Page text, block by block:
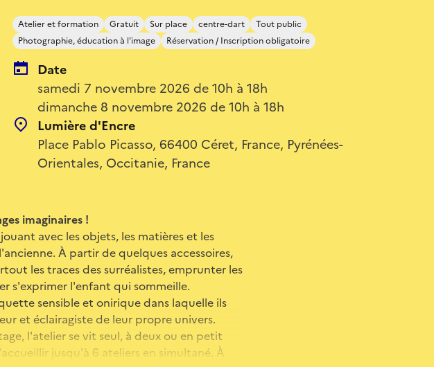
Atelier et formation Gratuit Sur place centre-dart
Tout public
Photographie, éducation à l'image
Réservation / Inscription obligatoire
Date
samedi 7 novembre 2026 de 10h à 18h
dimanche 8 novembre 2026 de 10h à 18h
Lumière d'Encre
Place Pablo Picasso, 66400 Céret, France, Pyrénées-
Orientales, Occitanie, France
imaginaires !
avec les objets, les matières et les
À partir de quelques accessoires,
les traces des surréalistes, emprunter les
s'exprimer l'enfant qui sommeille.
sensible et onirique dans laquelle ils
et éclairagiste de leur propre univers.
l'atelier se vit seul, à deux ou en petit
jusqu'à 6 ateliers en simultané. À